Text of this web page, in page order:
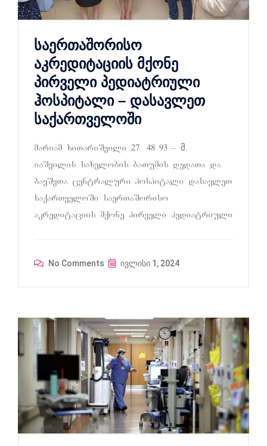
საერთაშორისო
აკრედიტაციის მქონე
პირველი პედიატრიული
ჰოსპიტალი – დასავლეთ
საქართველოში
mariam xiTariSvili 27 48 93 – მ.
iaSvilis saxelobis baTumis dedaTa da
bavSvTa centraluri hospitali dasavleT
saqarTveloSi saerTaSoriso
akreditaciis mqone pirveli pediatriuli
No Comments ივლისი 1, 2024